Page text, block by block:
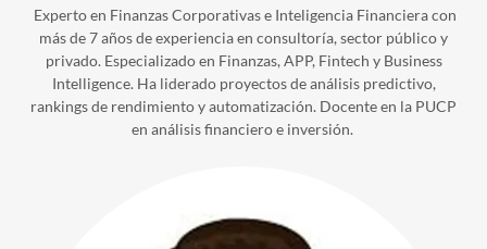
Experto en Finanzas Corporativas e Inteligencia Financiera con
más de 7 años de experiencia en consultoría, sector público y
privado. Especializado en Finanzas, APP, Fintech y Business
Intelligence. Ha liderado proyectos de análisis predictivo,
rankings de rendimiento y automatización. Docente en la PUCP
en análisis financiero e inversión.